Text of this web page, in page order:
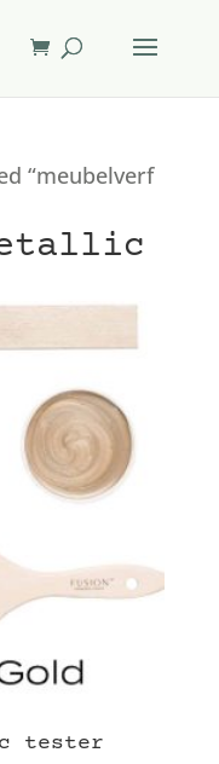
“meubelverf
tester